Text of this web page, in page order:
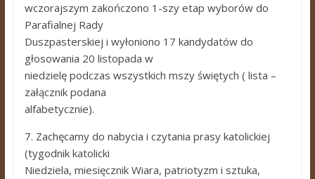
wczorajszym zakończono 1-szy etap wyborów do
Parafialnej Rady
Duszpasterskiej i wyłoniono 17 kandydatów do
głosowania 20 listopada w
niedzielę podczas wszystkich mszy świętych ( lista –
załącznik podana
alfabetycznie).
7. Zachęcamy do nabycia i czytania prasy katolickiej
(tygodnik katolicki
Niedziela, miesięcznik Wiara, patriotyzm i sztuka,